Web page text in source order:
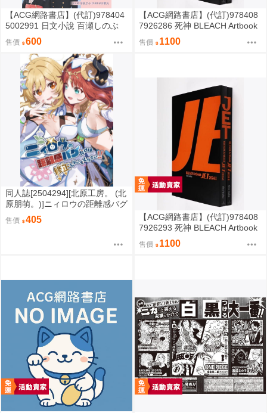
【ACG網路書店】(代訂)978404
5002991 日文小說 百瀬しのぶ
「宛如粼光夫婦日和 波うららか
に、めおと日和」
售價 600
【ACG網路書店】(代訂)978408
7926286 死神 BLEACH Artbook
「JET 2026 1」
售價 1100
同人誌[2504294][北原工房。 (北
原朋萌。)]ニィロウの距離感バグ
だけはナーフしないでください
(原神)
售價 405
【ACG網路書店】(代訂)978408
7926293 死神 BLEACH Artbook
「JET 2026 2」
售價 1100